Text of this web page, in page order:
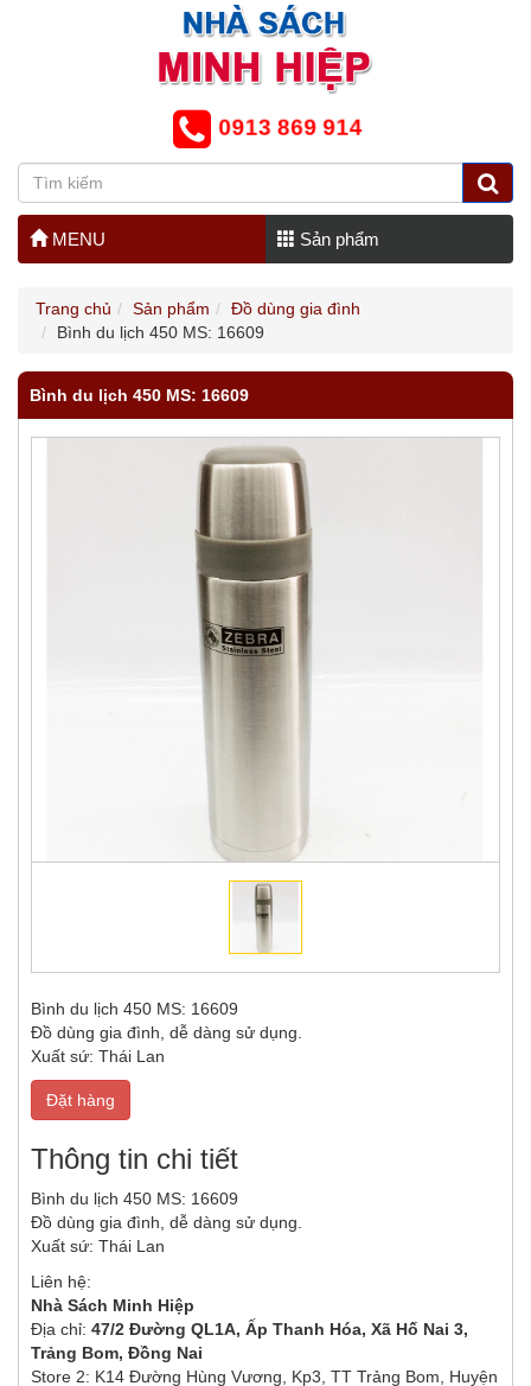
0913 869 914
MENU Sản phẩm
Trang chủ Sản phẩm
Đồ dùng gia đình
Bình du lịch 450 MS: 16609
Bình du lịch 450 MS: 16609
Bình du lịch 450 MS: 16609
Đồ dùng gia đình, dễ dàng sử dụng.
Xuất sứ: Thái Lan
Đặt hàng
Thông tin chi tiết
Bình du lịch 450 MS: 16609
Đồ dùng gia đình, dễ dàng sử dụng.
Xuất sứ: Thái Lan
Liên hệ:
Nhà Sách Minh Hiệp
Địa chỉ: 47/2 Đường QL1A, Ấp Thanh Hóa, Xã Hố Nai 3,
Trảng Bom, Đồng Nai
Store 2: K14 Đường Hùng Vương, Kp3, TT Trảng Bom, Huyện